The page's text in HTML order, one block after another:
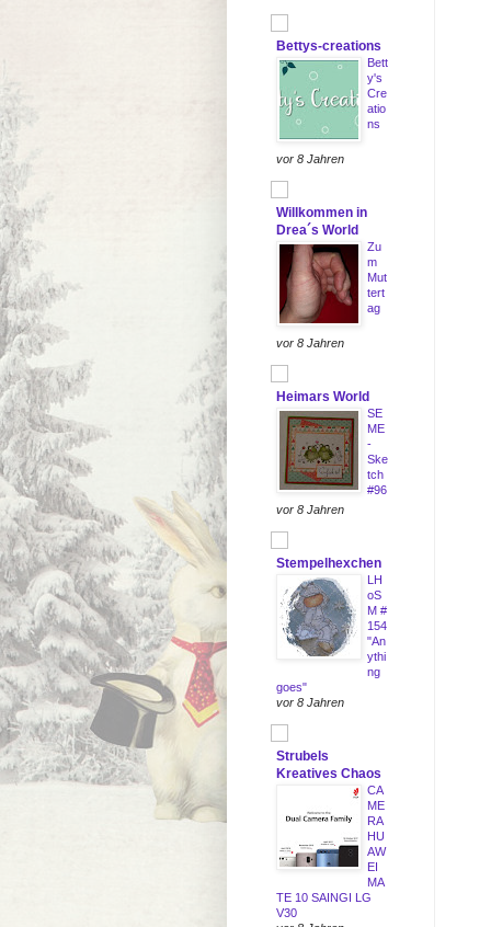
Bettys-creations
Bett
y's
Cre
atio
ns
vor 8 Jahren
Willkommen in
Drea´s World
Zu
m
Mut
tert
ag
vor 8 Jahren
Heimars World
SE
ME
-
Ske
tch
#96
vor 8 Jahren
Stempelhexchen
LH
oS
M #
154
"An
ythi
ng
goes"
vor 8 Jahren
Strubels
Kreatives Chaos
CA
ME
RA
HU
AW
EI
MA
TE 10 SAINGI LG
V30